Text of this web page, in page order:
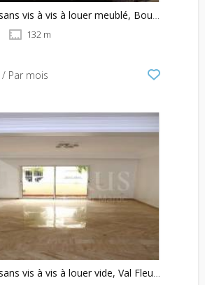
Appartement sans vis à vis à louer meublé, Bouskoura
132 m
/ Par mois
Appartement sans vis à vis à louer vide, Val Fleury